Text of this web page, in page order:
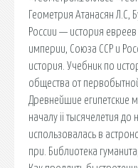
Геометрия Атанасян Л.С,
России — история
империи, Союза ССР и
история. Учебник по
общества от
Древнейшие египетские
началу ii тысячелетия до
использовалась в
при. Библиотека